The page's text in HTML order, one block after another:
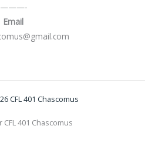
———-
Email
CFL 401 Chascomus
401 Chascomus